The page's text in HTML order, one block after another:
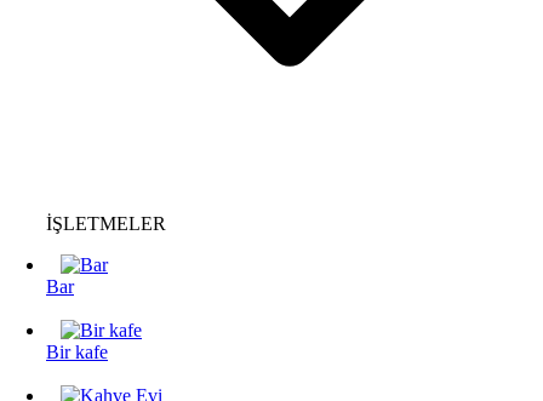
İŞLETMELER
Bar
Bir kafe